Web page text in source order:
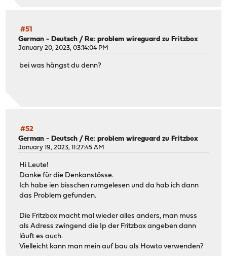
#51
German - Deutsch /Re: problem wireguard zu Fritzbox
January 20, 2023, 03:14:04 PM
bei was hängst du denn?
#52
German - Deutsch /Re: problem wireguard zu Fritzbox
January 19, 2023, 11:27:45 AM
Hi Leute!
Danke für die Denkanstösse.
Ich habe ien bisschen rumgelesen und da hab ich dann
das Problem gefunden.
Die Fritzbox macht mal wieder alles anders, man muss
als Adress zwingend die Ip der Fritzbox angeben dann
läuft es auch.
Vielleicht kann man mein auf bau als Howto verwenden?